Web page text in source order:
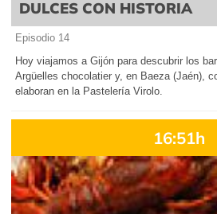
DULCES CON HISTORIA
Episodio 14
Hoy viajamos a Gijón para descubrir los
Argüelles chocolatier y, en Baeza (Jaén),
elaboran en la Pastelería Virolo.
16:51h